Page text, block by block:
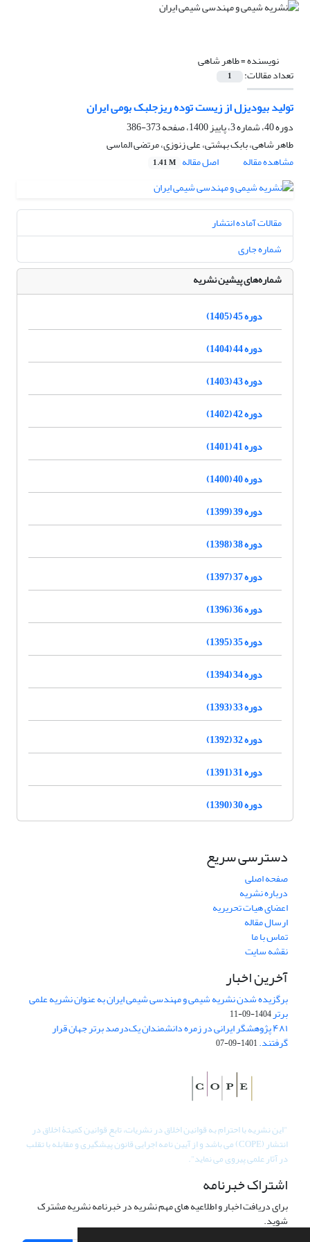
نویسنده =طاهر شاهی
تعداد مقالات: 1
تولید بیودیزل از زیست توده ریزجلبک بومی ایران
دوره 40، شماره 3، پاییز 1400، صفحه
373-386
طاهر شاهی، بابک بهشتی، علی زنوزی، مرتضی الماسی
مشاهده مقاله
اصل مقاله 1.41 M
مقالات آماده انتشار
شماره جاری
شماره‌های پیشین نشریه
دوره 45 (1405)
دوره 44 (1404)
دوره 43 (1403)
دوره 42 (1402)
دوره 41 (1401)
دوره 40 (1400)
دوره 39 (1399)
دوره 38 (1398)
دوره 37 (1397)
دوره 36 (1396)
دوره 35 (1395)
دوره 34 (1394)
دوره 33 (1393)
دوره 32 (1392)
دوره 31 (1391)
دوره 30 (1390)
دسترسی سریع
صفحه اصلی
درباره نشریه
اعضای هیات تحریریه
ارسال مقاله
تماس با ما
نقشه سایت
آخرین اخبار
برگزیده شدن نشریه شیمی و مهندسی شیمی ایران به عنوان نشریه علمی
برتر1404-09-11
۴۸۱ پژوهشگر ایرانی در زمره دانشمندان یک‌درصد برتر جهان قرار
گرفتند.1401-09-07
"این نشریه با احترام به قوانین اخلاق در نشریات، تابع قوانین کمیتۀ اخلاق در
انتشار (COPE) می باشد و از آیین نامه اجرایی قانون پیشگیری و مقابله با تقلب
در آثار علمی پیروی می نماید".
اشتراک خبرنامه
برای دریافت اخبار و اطلاعیه های مهم نشریه در خبرنامه نشریه مشترک
شوید.